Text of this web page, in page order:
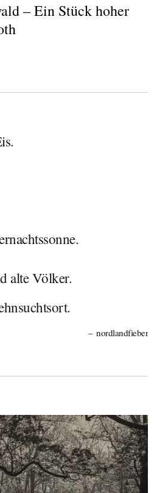
– Ein Stück hoher
alte Völker.
nordlandfieber